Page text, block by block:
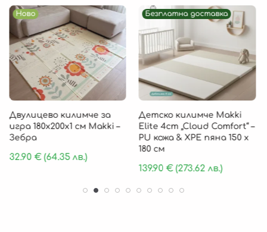
Ново
Двулицево килимче за
игра 180х200х1 см Makki –
Зебра
32.90 €(64.35 лв.)
Безплатна доставка
Детско килимче Makki
Elite 4cm „Cloud Comfort“ –
PU кожа & XPE пяна 150 х
180 см
139.90€(273.62 лв.)